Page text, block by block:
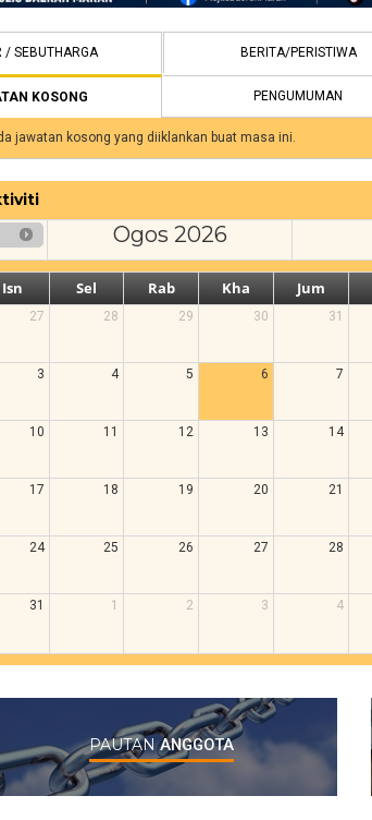
/ SEBUTHARGA BERITA/PERISTIWA
KOSONG PENGUMUMAN
jawatan kosong yang diiklankan buat masa ini.
Ogos 2026
Isn Sel Rab Kha Jum
27 28 29 30 31
3 4 5 6 7
10 11 12 13 14
17 18 19 20 21
24 25 26 27 28
31 1 2 3 4
PAUTANANGGOTA